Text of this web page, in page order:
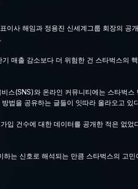
이사 해임과 정용진 신세계그룹 회장의 공
매출 감소보다 더 위험한 건 스타벅스의
스(SNS)와 온라인 커뮤니티에는 스타벅스
법을 공유하는 글들이 잇따라 올라오고 있
입 건수에 대한 데이터를 공개한 적은 없었
는 신호로 해석되는 만큼 스타벅스의 고